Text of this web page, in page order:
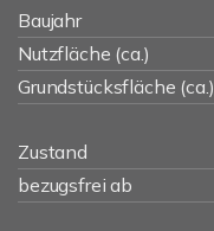
Baujahr
Nutzfläche (ca.)
Grundstücksfläche (ca.)
Zustand
bezugsfrei ab